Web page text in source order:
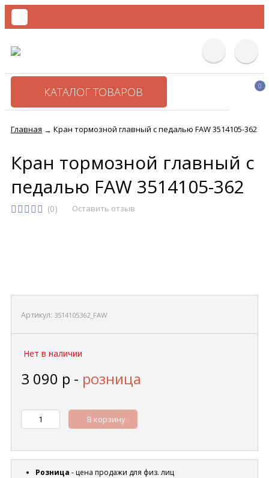
КАТАЛОГ ТОВАРОВ 0
Главная → Кран тормозной главный с педалью FAW 3514105-362
Кран тормозной главный с
педалью FAW 3514105-362
(0) Оставить отзыв
Артикул: 3514105362_FAW
Нет в наличии
3 090 р - розница
В корзину
Розница - цена продажи для физ. лиц